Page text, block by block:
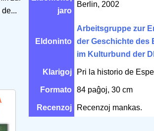
jaro
Berlin, 2002
Eldoninto
Arbeitsgruppe zur
der Geschichte des
im Kulturbund der
Klarigoj Pri la historio de
Formato 84 paĝoj, 30 cm
Recenzoj Recenzoj mankas.